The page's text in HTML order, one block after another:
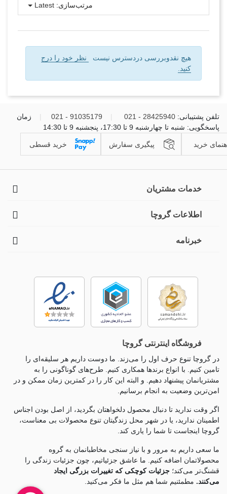
مرتب‌سازی: Latest
هیچ نقدوبررسی دردسترس نیست
نظر خود را درج
کنید.
تلفن پشتیبانی: 28425940 - 021
91035179 - 021
زمان
پاسخگویی: شنبه تا چهارشنبه 9 تا 17:30، پنجشنبه 9 تا 14:30
خرید پیگیری سفارش خرید قسطی
خدمات مشتریان
اطلاعات گروچا
خبرنامه
فروشگاه اینترنتی گروچا
در گروچا تنوع حرف اول را می‌زند. ما دوست داریم هر سلیقه‌ای را
تامین کنیم. با انواع برندها همکاری کنیم. طرح‌های گوناگونی را به
مشتریانمان پیشنهاد دهیم. و البته این کار را در کمترین زمان ممکن و در
امن‌ترین وضعیت به انجام برسانیم.
اگر وقت ندارید تا دنبال محصول دلخواهتان بگردید، از اصل بودن اجناس
اطمینان ندارید، یا در شهر محل زندگیتان تنوع محصولات بی معناست،
گروچا اینجاست تا شما را یاری کند.
ما سعی داریم به مرور و با نیاز سنجی مخاطبانمان به گروه
محصولاتمان اضافه کنیم. ما عاشق جزئياتیم، چون جزئيات زندگی را
قشنگ‌تر می‌کند؛ جزئیات کوچکی که تغییرات بزرگی ایجاد
می‌کنند. مطمئنیم شما هم مثل ما فکر می‌کنید.